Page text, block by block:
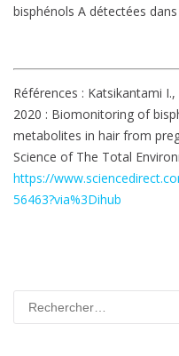
bisphénols A détectées
Références : Katsikantami
2020 : Biomonitoring of
metabolites in hair from
Science of The Total
https://
56463?via%3Dihub
Rechercher :